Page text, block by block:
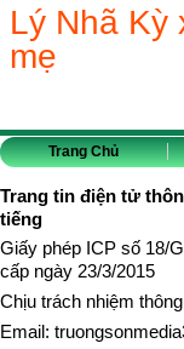
Lý Nhã Kỳ
mẹ
Trang Chủ
Trang tin điện tử
tiếng
Giấy phép ICP số 18/
cấp ngày 23/3/2015
Chịu trách nhiệm
Email: